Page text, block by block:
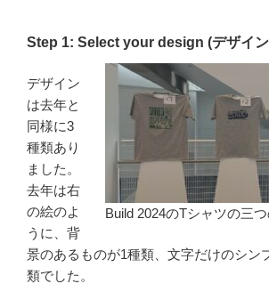
Step 1: Select your design (デザイ
Build 2024のTシャツの三
デザイン
は去年と
同様に3
種類あり
ました。
去年は右
の絵のよ
うに、背
景のあるものが1種類、文字だけのシン
類でした。